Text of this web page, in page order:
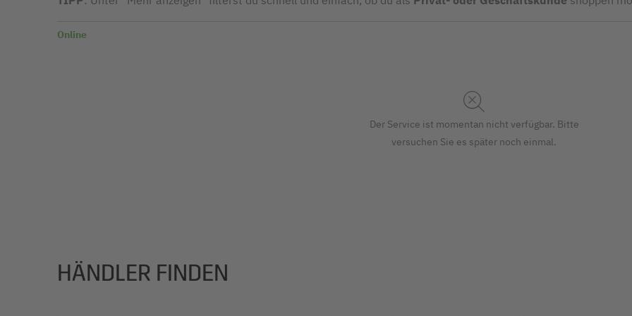
Online
Der Service ist momentan nicht verfügbar. Bitte
versuchen Sie es später noch einmal.
HÄNDLER FINDEN